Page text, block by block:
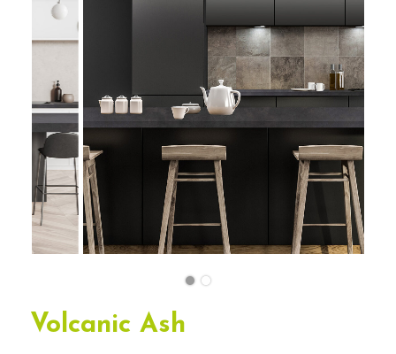
Volcanic Ash